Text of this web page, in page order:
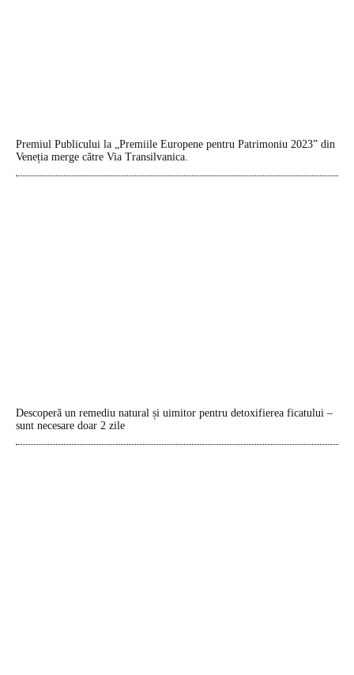
Premiul Publicului la „Premiile Europene pentru Patrimoniu 2023” din
Veneția merge către Via Transilvanica.
Descoperă un remediu natural și uimitor pentru detoxifierea ficatului –
sunt necesare doar 2 zile